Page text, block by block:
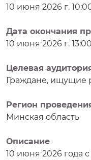
10 июня 2026 г.
Дата окончания
10 июня 2026 г. 13:00
Целевая
Граждане, ищущие
Регион
Минская область
Описание
10 июня 2026 года с